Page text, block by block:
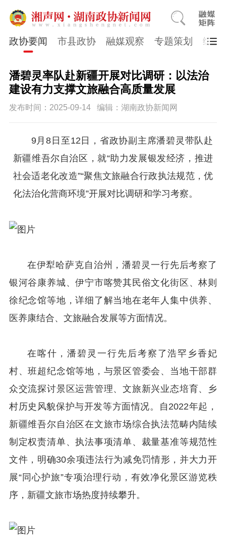
政协要闻 市县政协 融媒观察 专题策划 综合
潘碧灵率队赴新疆开展对比调研：以法治
建设有力支撑文旅融合高质量发展
发布时间：2025-09-14 编辑：湖南政协新闻网
9月8日至12日，省政协副主席潘碧灵带队赴
新疆维吾尔自治区，就“助力发展银发经济，推进
社会适老化改造”“聚焦文旅融合行政执法规范，优
化法治化营商环境”开展对比调研和学习考察。
在伊犁哈萨克自治州，潘碧灵一行先后考察了
银河谷康养城、伊宁市喀赞其民俗文化街区、林则
徐纪念馆等地，详细了解当地在老年人集中供养、
医养康结合、文旅融合发展等方面情况。
在喀什，潘碧灵一行先后考察了浩罕乡香妃
村、班超纪念馆等地，与景区管委会、当地干部群
众交流探讨景区运营管理、文旅新兴业态培育、乡
村历史风貌保护与开发等方面情况。自2022年起，
新疆维吾尔自治区在文旅市场综合执法范畴内陆续
制定权责清单、执法事项清单、裁量基准等规范性
文件，明确30余项违法行为减免罚情形，并大力开
展“同心护旅”专项治理行动，有效净化景区游览秩
序，新疆文旅市场热度持续攀升。